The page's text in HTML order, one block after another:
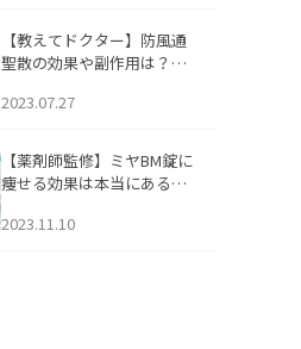
【教えてドクター】防風通
聖散の効果や副作用は？長
2023.07.27
【薬剤師監修】ミヤBM錠に
痩せる効果は本当にある
2023.11.10